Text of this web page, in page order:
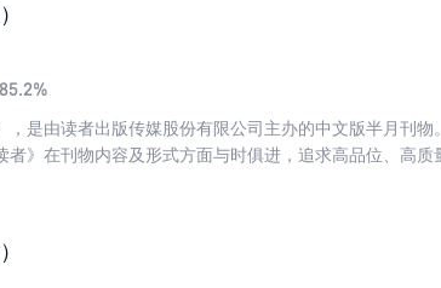
！具有深广的影响力与历久弥新的力量！
85.2%
，是由读者出版传媒股份有限公司主办的中文版半月刊物
者》在刊物内容及形式方面与时俱进，追求高品位、高质
！具有深广的影响力与历久弥新的力量！